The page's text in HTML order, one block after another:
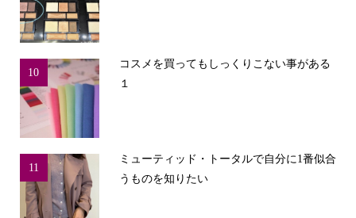
10
コスメを買ってもしっくりこない事がある
１
11
ミューティッド・トータルで自分に1番似合
うものを知りたい